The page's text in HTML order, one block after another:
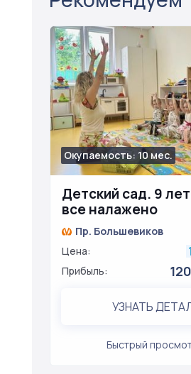
Детский сад. 9
все налажено
Окупаемость: 10 мес.
Пр. Большевиков
Цена:
Прибыль:
УЗНАТЬ
Быстрый